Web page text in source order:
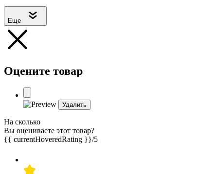
Еще
Оцените товар
Удалить
На сколько
Вы оцениваете этот товар?
{{ currentHoveredRating }}/5